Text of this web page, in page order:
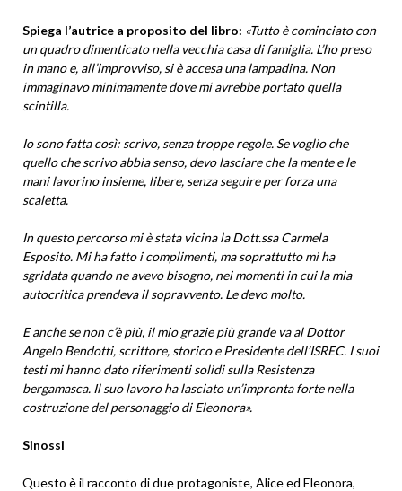
Spiega l’autrice a proposito del libro: «Tutto è cominciato con
un quadro dimenticato nella vecchia casa di famiglia. L’ho preso
in mano e, all’improvviso, si è accesa una lampadina. Non
immaginavo minimamente dove mi avrebbe portato quella
scintilla.
Io sono fatta così: scrivo, senza troppe regole. Se voglio che
quello che scrivo abbia senso, devo lasciare che la mente e le
mani lavorino insieme, libere, senza seguire per forza una
scaletta.
In questo percorso mi è stata vicina la Dott.ssa Carmela
Esposito. Mi ha fatto i complimenti, ma soprattutto mi ha
sgridata quando ne avevo bisogno, nei momenti in cui la mia
autocritica prendeva il sopravvento. Le devo molto.
E anche se non c’è più, il mio grazie più grande va al Dottor
Angelo Bendotti, scrittore, storico e Presidente dell’ISREC. I suoi
testi mi hanno dato riferimenti solidi sulla Resistenza
bergamasca. Il suo lavoro ha lasciato un’impronta forte nella
costruzione del personaggio di Eleonora».
Sinossi
Questo è il racconto di due protagoniste, Alice ed Eleonora,